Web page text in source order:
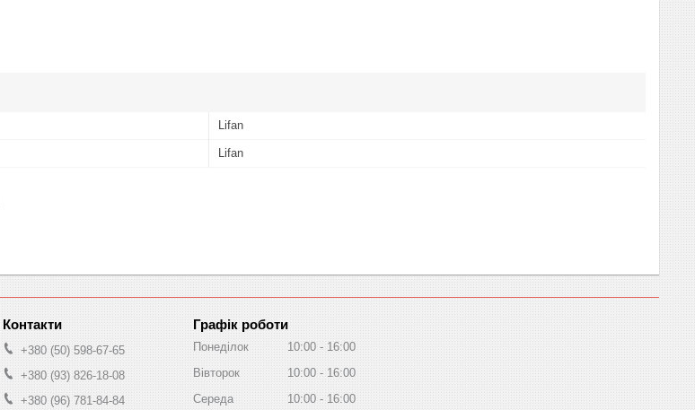
Lifan
Lifan
+380 (50) 598-67-65
+380 (93) 826-18-08
+380 (96) 781-84-84
Графік роботи
Понеділок 10:00
16:00
Вівторок
10:00
16:00
Середа
10:00
16:00